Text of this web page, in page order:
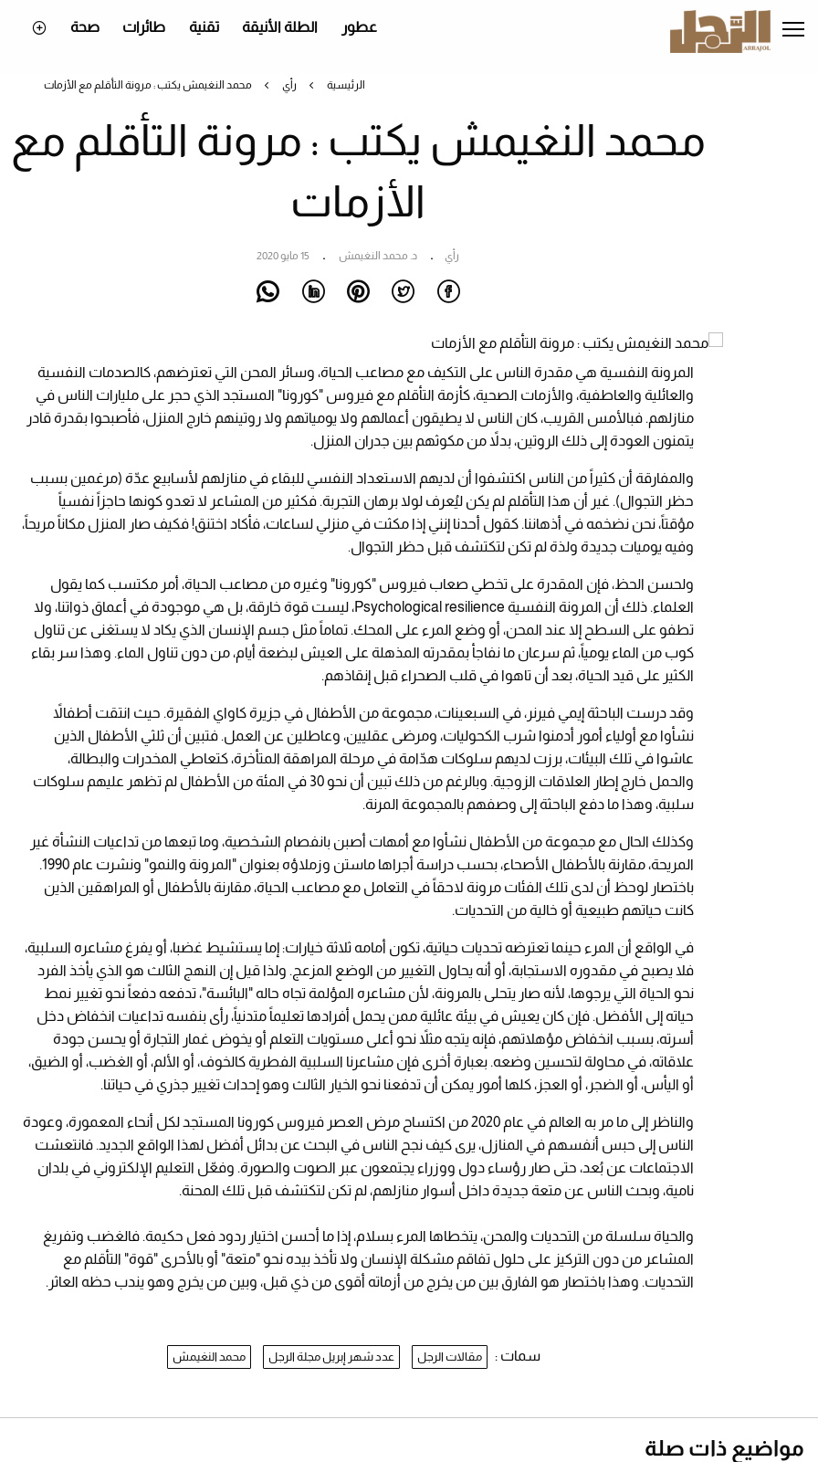
إلى
المحتوى
عطور الطلة الأنيقة تقنية طائرات صحة
الرئيسية رأي محمد النغيمش يكتب : مرونة التأقلم مع الأزمات
محمد النغيمش يكتب : مرونة التأقلم مع
الأزمات
رأي د. محمد النغيمش 15 مايو 2020
المرونة النفسية هي مقدرة الناس على التكيف مع مصاعب الحياة، وسائر المحن التي تعترضهم، كالصدمات النفسية
والعائلية والعاطفية، والأزمات الصحية، كأزمة التأقلم مع فيروس "كورونا" المستجد الذي حجر على مليارات الناس في
منازلهم. فبالأمس القريب، كان الناس لا يطيقون أعمالهم ولا يومياتهم ولا روتينهم خارج المنزل، فأصبحوا بقدرة قادر
يتمنون العودة إلى ذلك الروتين، بدلاً من مكوثهم بين جدران المنزل.
والمفارقة أن كثيراً من الناس اكتشفوا أن لديهم الاستعداد النفسي للبقاء في منازلهم لأسابيع عدّة (مرغمين بسبب
حظر التجوال). غير أن هذا التأقلم لم يكن ليُعرف لولا برهان التجربة. فكثير من المشاعر لا تعدو كونها حاجزاً نفسياً
مؤقتاً، نحن نضخمه في أذهاننا. كقول أحدنا إنني إذا مكثت في منزلي لساعات، فأكاد اختنق! فكيف صار المنزل مكاناً مريحاً،
وفيه يوميات جديدة ولذة لم تكن لتكتشف قبل حظر التجوال.
ولحسن الحظ، فإن المقدرة على تخطي صعاب فيروس "كورونا" وغيره من مصاعب الحياة، أمر مكتسب كما يقول
العلماء. ذلك أن المرونة النفسية Psychological resilience، ليست قوة خارقة، بل هي موجودة في أعماق ذواتنا، ولا
تطفو على السطح إلا عند المحن، أو وضع المرء على المحك. تماماً مثل جسم الإنسان الذي يكاد لا يستغنى عن تناول
كوب من الماء يومياً، ثم سرعان ما نفاجأ بمقدرته المذهلة على العيش لبضعة أيام، من دون تناول الماء. وهذا سر بقاء
الكثير على قيد الحياة، بعد أن تاهوا في قلب الصحراء قبل إنقاذهم.
وقد درست الباحثة إيمي فيرنر، في السبعينات، مجموعة من الأطفال في جزيرة كاواي الفقيرة. حيث انتقت أطفالاً
نشأوا مع أولياء أمور أدمنوا شرب الكحوليات، ومرضى عقليين، وعاطلين عن العمل. فتبين أن ثلثي الأطفال الذين
عاشوا في تلك البيئات، برزت لديهم سلوكات هدّامة في مرحلة المراهقة المتأخرة، كتعاطي المخدرات والبطالة،
والحمل خارج إطار العلاقات الزوجية. وبالرغم من ذلك تبين أن نحو 30 في المئة من الأطفال لم تظهر عليهم سلوكات
سلبية، وهذا ما دفع الباحثة إلى وصفهم بالمجموعة المرنة.
وكذلك الحال مع مجموعة من الأطفال نشأوا مع أمهات أصبن بانفصام الشخصية، وما تبعها من تداعيات النشأة غير
المريحة، مقارنة بالأطفال الأصحاء، بحسب دراسة أجراها ماستن وزملاؤه بعنوان "المرونة والنمو" ونشرت عام 1990.
باختصار لوحظ أن لدى تلك الفئات مرونة لاحقاً في التعامل مع مصاعب الحياة، مقارنة بالأطفال أو المراهقين الذين
كانت حياتهم طبيعية أو خالية من التحديات.
في الواقع أن المرء حينما تعترضه تحديات حياتية، تكون أمامه ثلاثة خيارات: إما يستشيط غضبا، أو يفرغ مشاعره السلبية،
فلا يصبح في مقدوره الاستجابة، أو أنه يحاول التغيير من الوضع المزعج. ولذا قيل إن النهج الثالث هو الذي يأخذ الفرد
نحو الحياة التي يرجوها، لأنه صار يتحلى بالمرونة، لأن مشاعره المؤلمة تجاه حاله "البائسة"، تدفعه دفعاً نحو تغيير نمط
حياته إلى الأفضل. فإن كان يعيش في بيئة عائلية ممن يحمل أفرادها تعليماً متدنياً، رأى بنفسه تداعيات انخفاض دخل
أسرته، بسبب انخفاض مؤهلاتهم، فإنه يتجه مثلاً نحو أعلى مستويات التعلم أو يخوض غمار التجارة أو يحسن جودة
علاقاته، في محاولة لتحسين وضعه. بعبارة أخرى فإن مشاعرنا السلبية الفطرية كالخوف، أو الألم، أو الغضب، أو الضيق،
أو اليأس، أو الضجر، أو العجز، كلها أمور يمكن أن تدفعنا نحو الخيار الثالث وهو إحداث تغيير جذري في حياتنا.
والناظر إلى ما مر به العالم في عام 2020 من اكتساح مرض العصر فيروس كورونا المستجد لكل أنحاء المعمورة، وعودة
الناس إلى حبس أنفسهم في المنازل، يرى كيف نجح الناس في البحث عن بدائل أفضل لهذا الواقع الجديد. فانتعشت
الاجتماعات عن بُعد، حتى صار رؤساء دول ووزراء يجتمعون عبر الصوت والصورة. وفعّل التعليم الإلكتروني في بلدان
نامية، وبحث الناس عن متعة جديدة داخل أسوار منازلهم، لم تكن لتكتشف قبل تلك المحنة.
والحياة سلسلة من التحديات والمحن، يتخطاها المرء بسلام، إذا ما أحسن اختيار ردود فعل حكيمة. فالغضب وتفريغ
المشاعر من دون التركيز على حلول تفاقم مشكلة الإنسان ولا تأخذ بيده نحو "متعة" أو بالأحرى "قوة" التأقلم مع
التحديات. وهذا باختصار هو الفارق بين من يخرج من أزماته أقوى من ذي قبل، وبين من يخرج وهو يندب حظه العاثر.
سمات : مقالات الرجل عدد شهر إبريل مجلة الرجل محمد النغيمش
مواضيع ذات صلة